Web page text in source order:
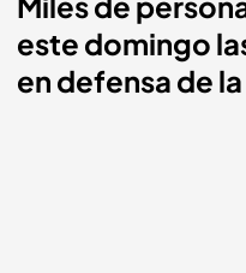
este domingo
en defensa de